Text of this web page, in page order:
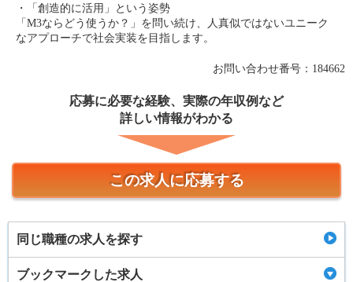
・「創造的に活用」という姿勢
「M3ならどう使うか？」を問い続け、人真似ではないユニーク
なアプローチで社会実装を目指します。
お問い合わせ番号：184662
応募に必要な経験、実際の年収例など
詳しい情報がわかる
この求人に応募する
同じ職種の求人を探す
ブックマークした求人